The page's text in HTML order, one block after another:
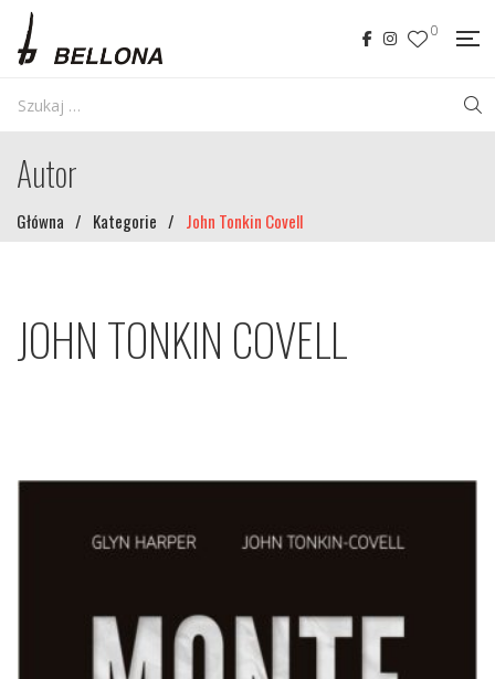
0
Autor
Główna / Kategorie / John Tonkin Covell
JOHN TONKIN COVELL